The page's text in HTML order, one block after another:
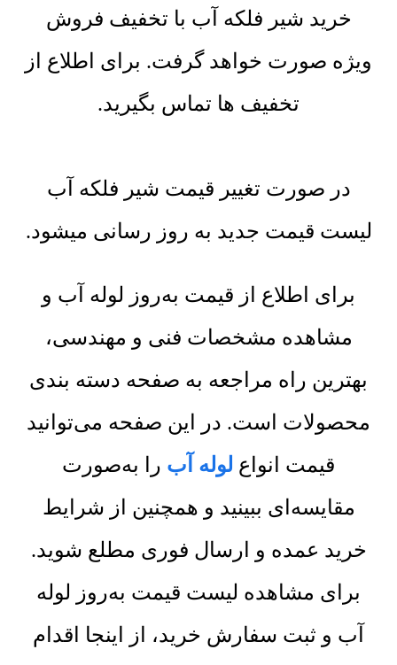
خرید شیر فلکه آب با تخفیف فروش
ویژه صورت خواهد گرفت. برای اطلاع از
تخفیف ها تماس بگیرید.
در صورت تغییر قیمت شیر فلکه آب
لیست قیمت جدید به روز رسانی میشود.
برای اطلاع از قیمت به‌روز لوله آب و
مشاهده مشخصات فنی و مهندسی،
بهترین راه مراجعه به صفحه دسته بندی
محصولات است. در این صفحه می‌توانید
قیمت انواع لوله آب را به‌صورت
مقایسه‌ای ببینید و همچنین از شرایط
خرید عمده و ارسال فوری مطلع شوید.
برای مشاهده لیست قیمت به‌روز لوله
آب و ثبت سفارش خرید، از اینجا اقدام